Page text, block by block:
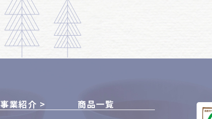
事業紹介 商品一覧